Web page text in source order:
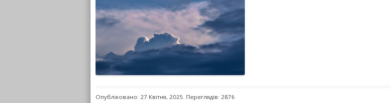
Опубліковано: 27 Квітня, 2025. Переглядів: 2876